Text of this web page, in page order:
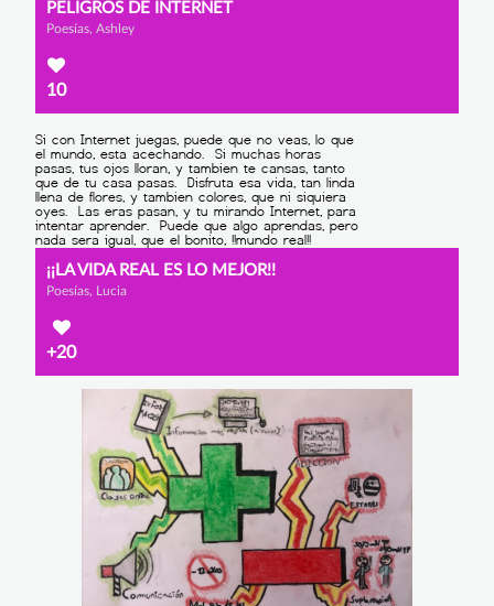
PELIGROS DE INTERNET
Poesías, Ashley
10
¡¡LA VIDA REAL ES LO MEJOR!!
Poesías, Lucia
+20